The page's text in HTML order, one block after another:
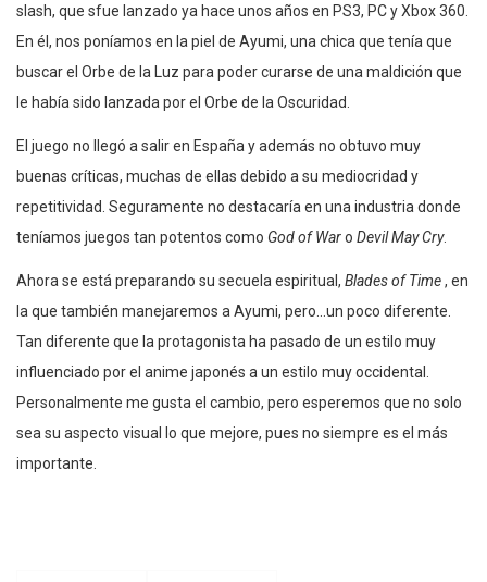
slash, que sfue lanzado ya hace unos años en PS3, PC y Xbox 360.
En él, nos poníamos en la piel de Ayumi, una chica que tenía que
buscar el Orbe de la Luz para poder curarse de una maldición que
le había sido lanzada por el Orbe de la Oscuridad.
El juego no llegó a salir en España y además no obtuvo muy
buenas críticas, muchas de ellas debido a su mediocridad y
repetitividad. Seguramente no destacaría en una industria donde
teníamos juegos tan potentos como God of Waro Devil May Cry.
Ahora se está preparando su secuela espiritual, Blades of Time, en
la que también manejaremos a Ayumi, pero…un poco diferente.
Tan diferente que la protagonista ha pasado de un estilo muy
influenciado por el anime japonés a un estilo muy occidental.
Personalmente me gusta el cambio, pero esperemos que no solo
sea su aspecto visual lo que mejore, pues no siempre es el más
importante.